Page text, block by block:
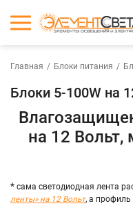
Главная / Блоки питания /
Блоки 5-100W на
на 12
* сама светодиодная лента
ленты» на 12 Вольт, а профиль